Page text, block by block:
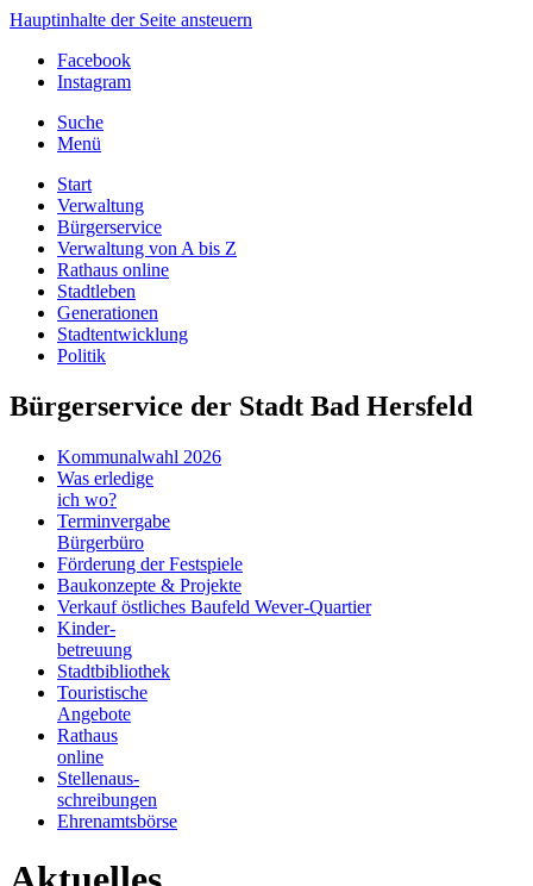
Hauptinhalte der Seite ansteuern
Facebook
Instagram
Suche
Menü
Start
Verwaltung
Bürgerservice
Verwaltung von A bis Z
Rathaus online
Stadtleben
Generationen
Stadtentwicklung
Politik
Bürgerservice der Stadt Bad Hersfeld
Kommunalwahl 2026
Was erledige
ich wo?
Terminvergabe
Bürgerbüro
Förderung der Festspiele
Baukonzepte & Projekte
Verkauf östliches Baufeld Wever-Quartier
Kinder-
betreuung
Stadtbibliothek
Touristische
Angebote
Rathaus
online
Stellenaus-
schreibungen
Ehrenamtsbörse